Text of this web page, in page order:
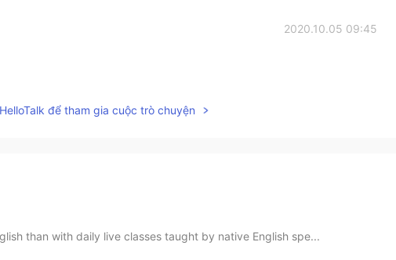
2020.10.05 09:45
để tham gia cuộc trò chuyện
than with daily live classes taught by native English spe...